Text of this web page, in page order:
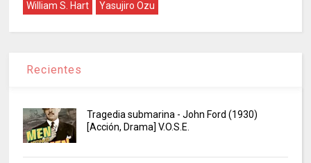
William S. Hart
Yasujiro Ozu
Recientes
Tragedia submarina - John Ford (1930)
[Acción, Drama] V.O.S.E.